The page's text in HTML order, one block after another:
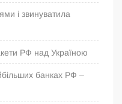
і звинуватила
РФ над Україною
банках РФ –